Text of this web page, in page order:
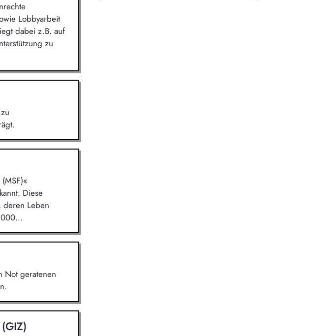
Lobbyarbeit
dabei z.B. auf
zu
Diese
deren Leben
Not geratenen